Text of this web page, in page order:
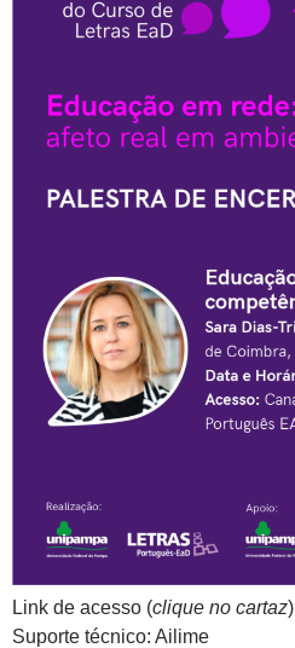
Link de acesso (clique no cartaz)
Suporte técnico: Ailime